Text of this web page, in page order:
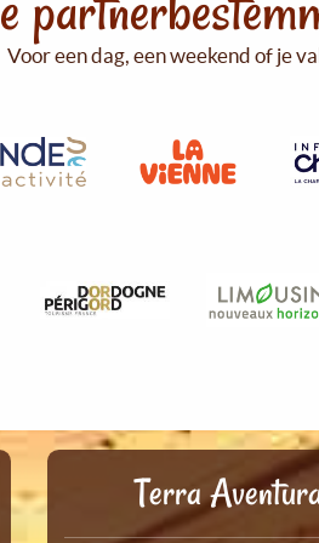
Voor een dag, een weekend of je
Terra